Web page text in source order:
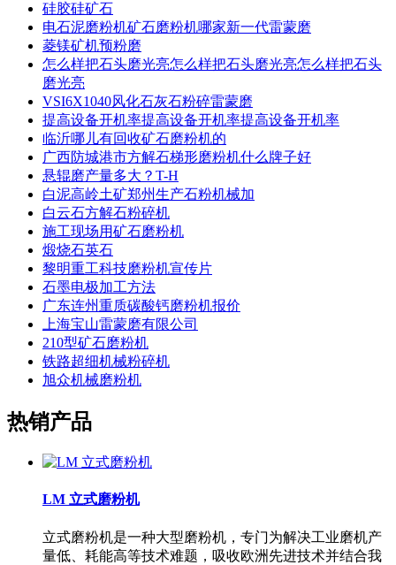
硅胶硅矿石
电石泥磨粉机矿石磨粉机哪家新一代雷蒙磨
菱镁矿机预粉磨
怎么样把石头磨光亮怎么样把石头磨光亮怎么样把石头
磨光亮
VSI6X1040风化石灰石粉碎雷蒙磨
提高设备开机率提高设备开机率提高设备开机率
临沂哪儿有回收矿石磨粉机的
广西防城港市方解石梯形磨粉机什么牌子好
悬辊磨产量多大？T-H
白泥高岭土矿郑州生产石粉机械加
白云石方解石粉碎机
施工现场用矿石磨粉机
煅烧石英石
黎明重工科技磨粉机宣传片
石墨电极加工方法
广东连州重质碳酸钙磨粉机报价
上海宝山雷蒙磨有限公司
210型矿石磨粉机
铁路超细机械粉碎机
旭众机械磨粉机
热销产品
LM 立式磨粉机
立式磨粉机是一种大型磨粉机，专门为解决工业磨机产
量低、耗能高等技术难题，吸收欧洲先进技术并结合我